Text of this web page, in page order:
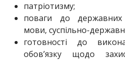
патріотизму;
поваги до державних
мови, суспільно-
готовності до
обов’язку щодо